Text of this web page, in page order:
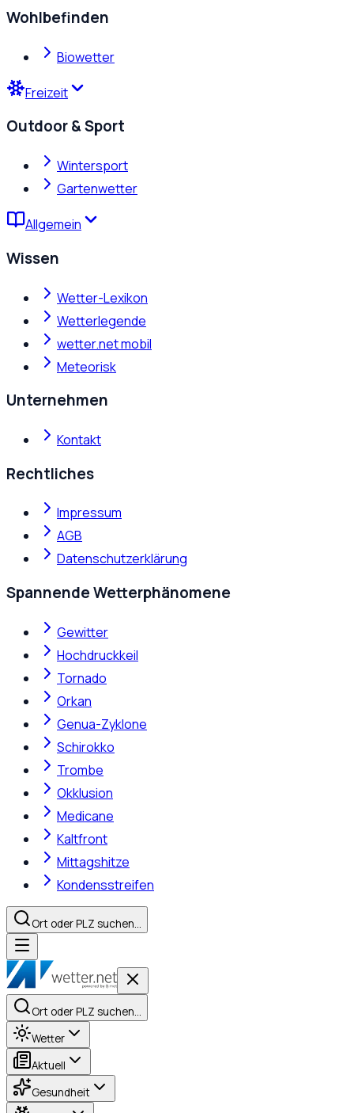
Wohlbefinden
Biowetter
Freizeit
Outdoor & Sport
Wintersport
Gartenwetter
Allgemein
Wissen
Wetter-Lexikon
Wetterlegende
wetter.net mobil
Meteorisk
Unternehmen
Kontakt
Rechtliches
Impressum
AGB
Datenschutzerklärung
Spannende Wetterphänomene
Gewitter
Hochdruckkeil
Tornado
Orkan
Genua-Zyklone
Schirokko
Trombe
Okklusion
Medicane
Kaltfront
Mittagshitze
Kondensstreifen
Ort oder PLZ suchen…
Ort oder PLZ suchen…
Wetter
Aktuell
Gesundheit